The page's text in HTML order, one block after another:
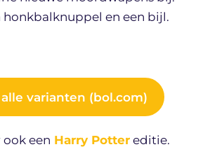
honkbalknuppel en een bijl.
varianten (bol.com)
ook een Harry Potter editie.